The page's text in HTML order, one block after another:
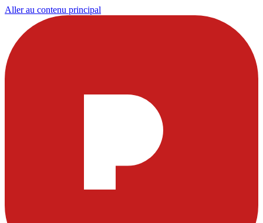
Aller au contenu principal